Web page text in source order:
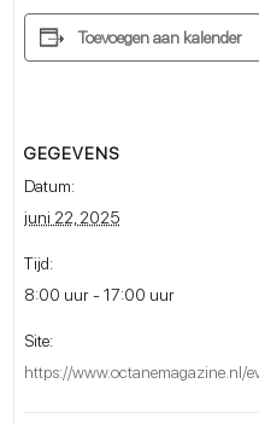
Toevoegen aan kalender
GEGEVENS
Datum:
juni 22, 2025
Tijd:
8:00 uur - 17:00 uur
Site:
https://www.octanemagazine.nl/